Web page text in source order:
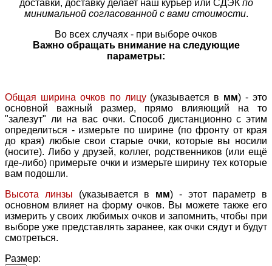
доставки, доставку делает наш курьер или СДЭК по
минимальной согласованной с вами стоимости.
Во всех случаях - при выборе очков
Важно обращать внимание на следующие
параметры:
Общая ширина очков по лицу(указывается в мм) - это
основной важный размер, прямо влияющий на то
"залезут" ли на вас очки. Способ дистанционно с этим
определиться - измерьте по ширине (по фронту от края
до края) любые свои старые очки, которые вы носили
(носите). Либо у друзей, коллег, родственников (или ещё
где-либо) примерьте очки и измерьте ширину тех которые
вам подошли.
Высота линзы (указывается в мм) - этот параметр в
основном влияет на форму очков. Вы можете также его
измерить у своих любимых очков и запомнить, чтобы при
выборе уже представлять заранее, как очки сядут и будут
смотреться.
Размер: